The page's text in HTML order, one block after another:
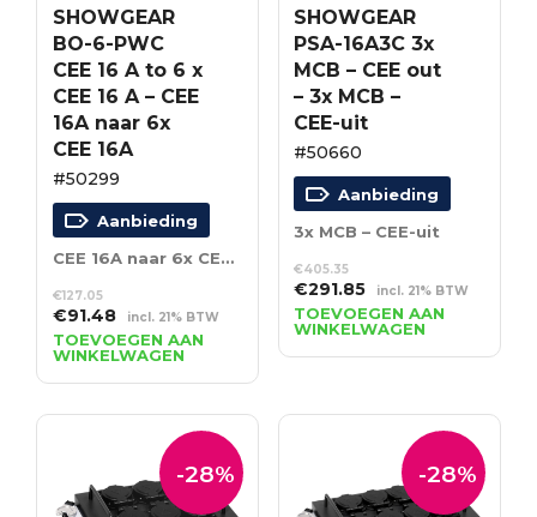
SHOWGEAR
BO-6-PWC
CEE 16 A to 6 x
CEE 16 A – CEE
16A naar 6x
CEE 16A
#50299
Aanbieding
CEE 16A naar 6x CEE 16A
€127.05
Oorspronkelijke
prijs
was:
€127.05.
€91.48Huidige
prijs
is:
€91.48.
incl. 21% BTW
TOEVOEGEN AAN
WINKELWAGEN
SHOWGEAR
PSA-16A3C 3x
MCB – CEE out
– 3x MCB –
CEE-uit
#50660
Aanbieding
3x MCB – CEE-uit
€405.35
Oorspronkelijke
prijs
was:
€405.35.
€291.85Huidige
prijs
is:
€291.85.
incl. 21% BTW
TOEVOEGEN AAN
WINKELWAGEN
-28% -28%